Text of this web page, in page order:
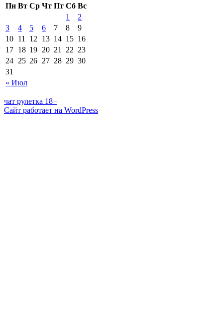
Пн Вт Ср Чт Пт Сб Вс
« Июл
1
2
3
4 5 6 7 8
9
10 11 12 13 14 15 16
17 18 19 20 21 22 23
24 25 26 27 28 29 30
31
чат рулетка 18+
Сайт работает на WordPress